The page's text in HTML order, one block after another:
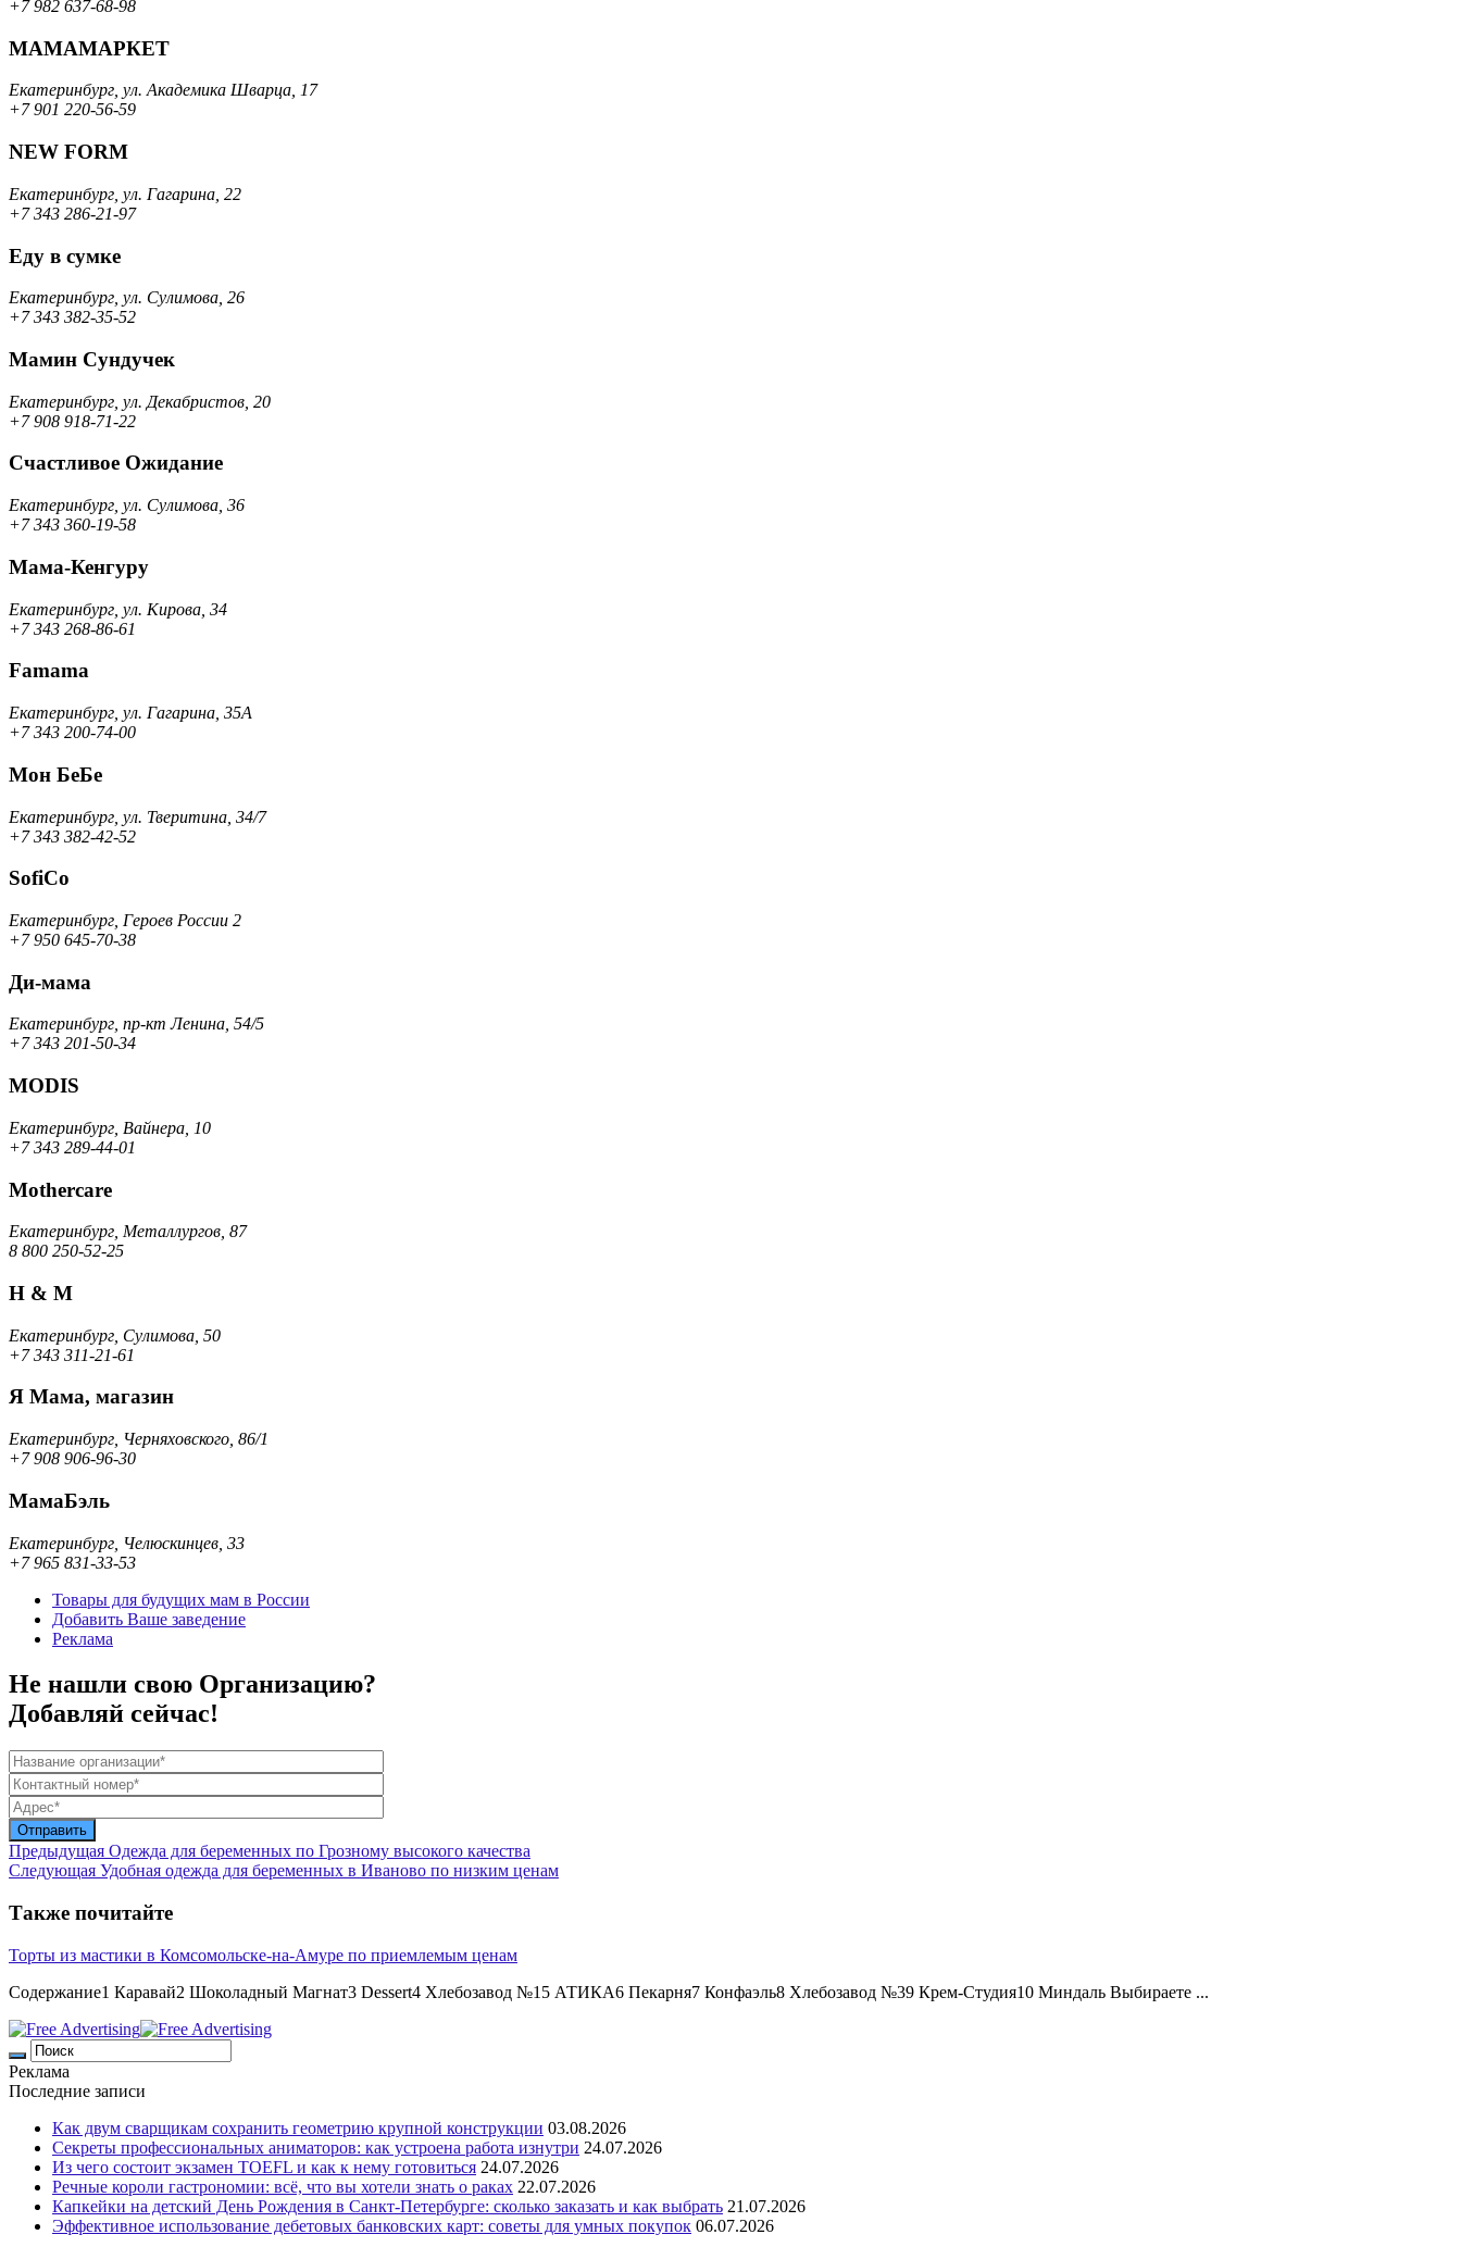
+7 982 637-68-98
МАМАМАРКЕТ
Екатеринбург, ул. Академика Шварца, 17
+7 901 220-56-59
NEW FORM
Екатеринбург, ул. Гагарина, 22
+7 343 286-21-97
Еду в сумке
Екатеринбург, ул. Сулимова, 26
+7 343 382-35-52
Мамин Сундучек
Екатеринбург, ул. Декабристов, 20
+7 908 918-71-22
Счастливое Ожидание
Екатеринбург, ул. Сулимова, 36
+7 343 360-19-58
Мама-Кенгуру
Екатеринбург, ул. Кирова, 34
+7 343 268-86-61
Famama
Екатеринбург, ул. Гагарина, 35А
+7 343 200-74-00
Мон БеБе
Екатеринбург, ул. Тверитина, 34/7
+7 343 382-42-52
SofiCo
Екатеринбург, Героев России 2
+7 950 645-70-38
Ди-мама
Екатеринбург, пр-кт Ленина, 54/5
+7 343 201-50-34
MODIS
Екатеринбург, Вайнера, 10
+7 343 289-44-01
Mothercare
Екатеринбург, Металлургов, 87
8 800 250-52-25
H & M
Екатеринбург, Сулимова, 50
+7 343 311-21-61
Я Мама, магазин
Екатеринбург, Черняховского, 86/1
+7 908 906-96-30
МамаБэль
Екатеринбург, Челюскинцев, 33
+7 965 831-33-53
Товары для будущих мам в России
Добавить Ваше заведение
Реклама
Не нашли свою Организацию?
Добавляй сейчас!
Предыдущая Одежда для беременных по Грозному высокого качества
Следующая Удобная одежда для беременных в Иваново по низким ценам
Также почитайте
Торты из мастики в Комсомольске-на-Амуре по приемлемым ценам
Содержание1 Каравай2 Шоколадный Магнат3 Dessert4 Хлебозавод №15 АТИКА6 Пекарня7 Конфаэль8 Хлебозавод №39 Крем-Студия10 Миндаль Выбираете ...
Реклама
Последние записи
Как двум сварщикам сохранить геометрию крупной конструкции 03.08.2026
Секреты профессиональных аниматоров: как устроена работа изнутри 24.07.2026
Из чего состоит экзамен TOEFL и как к нему готовиться 24.07.2026
Речные короли гастрономии: всё, что вы хотели знать о раках 22.07.2026
Капкейки на детский День Рождения в Санкт-Петербурге: сколько заказать и как выбрать 21.07.2026
Эффективное использование дебетовых банковских карт: советы для умных покупок 06.07.2026